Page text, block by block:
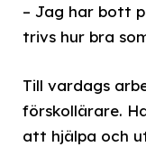
– Jag har bott
trivs hur bra
Till vardags
förskollärare.
att hjälpa och